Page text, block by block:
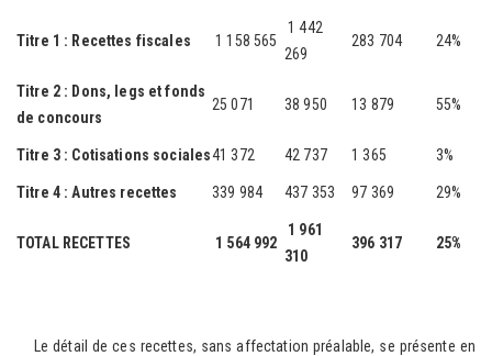
Titre 1 : Recettes fiscales 1 158 565
1 442
269
283 704 24%
Titre 2 : Dons, legs et fonds
de concours
25 071 38 950 13 879 55%
Titre 3 : Cotisations sociales41 372 42 737 1 365 3%
Titre 4 : Autres recettes 339 984 437 353 97 369 29%
TOTAL RECETTES 1 564 992
1 961
310
396 317 25%
Le détail de ces recettes, sans affectation préalable, se présente en